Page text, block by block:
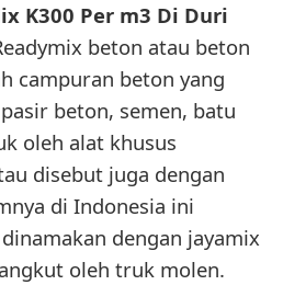
K300 Per m3 Di Duri
beton atau beton
campuran beton yang
beton, semen, batu
oleh alat khusus
disebut juga dengan
di Indonesia ini
dengan jayamix
oleh truk molen.